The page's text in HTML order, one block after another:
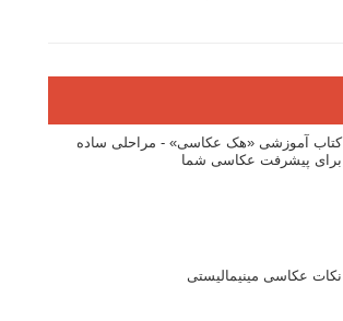
کتاب آموزشی «هک عکاسی» - مراحلی ساده
برای پیشرفت عکاسی شما
نکات عکاسی مینیمالیستی